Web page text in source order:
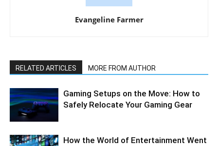
Evangeline Farmer
RELATED ARTICLES MORE FROM AUTHOR
Gaming Setups on the Move: How to
Safely Relocate Your Gaming Gear
How the World of Entertainment Went